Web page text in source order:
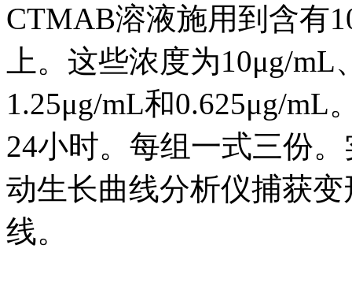
CTMAB溶液施用到含有
上。这些浓度为10μg/
1.25μg/mL和0.625μg/mL
24小时。每组一式三份
动生长曲线分析仪捕获
线。